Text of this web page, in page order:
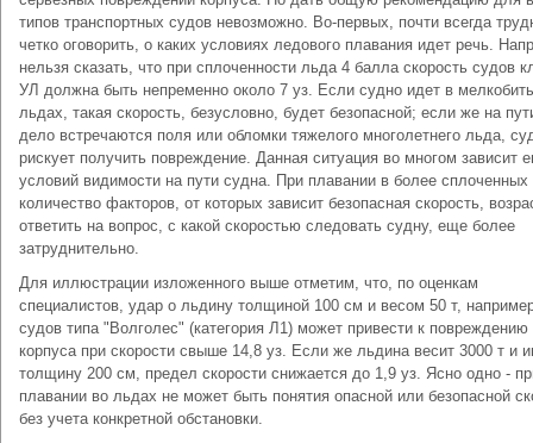
типов транспортных судов невозможно. Во-первых, почти всегда
четко оговорить, о каких условиях ледового плавания идет речь.
нельзя сказать, что при сплоченности льда 4 балла скорость судов
УЛ должна быть непременно около 7 уз. Если судно идет в
льдах, такая скорость, безусловно, будет безопасной; если же на
дело встречаются поля или обломки тяжелого многолетнего льда,
рискует получить повреждение. Данная ситуация во многом зависит
условий видимости на пути судна. При плавании в более
количество факторов, от которых зависит безопасная скорость,
ответить на вопрос, с какой скоростью следовать судну, еще более
затруднительно.
Для иллюстрации изложенного выше отметим, что, по оценкам
специалистов, удар о льдину толщиной 100 см и весом 50 т,
судов типа "Волголес" (категория Л1) может привести к повреждению
корпуса при скорости свыше 14,8 уз. Если же льдина весит 3000 т и
толщину 200 см, предел скорости снижается до 1,9 уз. Ясно одно -
плавании во льдах не может быть понятия опасной или безопасной
без учета конкретной обстановки.